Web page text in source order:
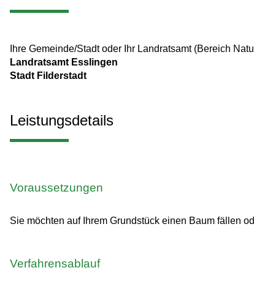
Ihre Gemeinde/Stadt oder Ihr Landratsamt (Bereich
Landratsamt Esslingen
Stadt Filderstadt
Leistungsdetails
Voraussetzungen
Sie möchten auf Ihrem Grundstück einen Baum fällen
Verfahrensablauf